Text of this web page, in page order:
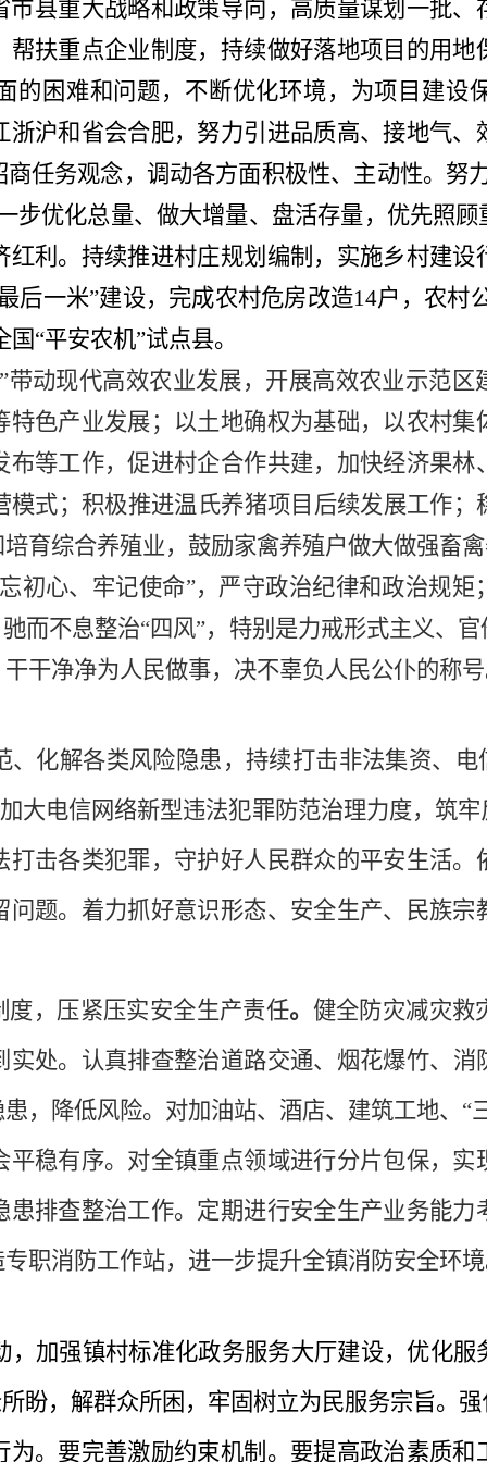
市县重大战略和政策导向，高质量谋划一批
扶重点企业制度，持续做好落地项目的用
的困难和问题，不断优化环境，为项目建设
沪和省会合肥，努力引进品质高、接地气
任务观念，调动各方面积极性、主动性。努
步优化总量、做大增量、盘活存量，优先照
利。持续推进村庄规划编制，实施乡村建
后一米”建设，完成农村危房改造14户，农村
“平安农机”试点县。
带动现代高效农业发展，开展高效农业示范
色产业发展；以土地确权为基础，以农村
等工作，促进村企合作共建，加快经济果
模式；积极推进温氏养猪项目后续发展工作
育综合养殖业，鼓励家禽养殖户做大做强畜
初心、牢记使命”，严守政治纪律和政治规
而不息整治“四风”，特别是力戒形式主义、
干净净为人民做事，决不辜负人民公仆的称
化解各类风险隐患，持续打击非法集资、电
大电信网络新型违法犯罪防范治理力度，筑
击各类犯罪，守护好人民群众的平安生活
题。着力抓好意识形态、安全生产、民族
度，压紧压实安全生产责任。 健全防灾减灾救
处。 认真排查整治道路交通、烟花爆竹、
，降低风险。对加油站、酒店、建筑工地、 “
稳有序。对全镇重点领域进行分片包保，
排查整治工作。定期进行安全生产业务能
职消防工作站，进一步提升全镇消防安全环
强镇村标准化政务服务大厅建设，优化服
盼，解群众所困，牢固树立为民服务宗旨。
。要完善激励约束机制。要提高政治素质